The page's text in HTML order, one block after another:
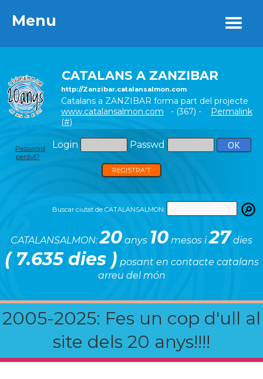
Menu
CATALANS A ZANZIBAR
http://Zanzibar.catalansalmon.com
Catalans a ZANZIBAR forma part del projecte
www.catalansalmon.com - (367) - Permalink
(#)
Login Passwd
Password
perdut?
REGISTRA'T
Buscar ciutat de CATALANSALMON:
CATALANSALMON:20 anys 10 mesos i27 dies
( 7.635 dies ) posant en contacte catalans
arreu del món
2005-2025: Fes un cop d'ull al
site dels 20 anys!!!!
Menu